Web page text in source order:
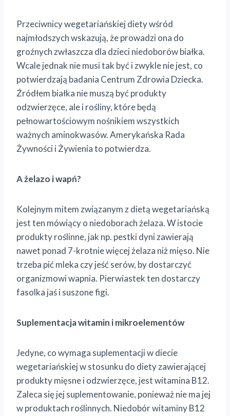
Przeciwnicy wegetariańskiej diety wśród
najmłodszych wskazują, że prowadzi ona do
groźnych zwłaszcza dla dzieci niedoborów białka.
Wcale jednak nie musi tak być i zwykle nie jest, co
potwierdzają badania Centrum Zdrowia Dziecka.
Źródłem białka nie muszą być produkty
odzwierzęce, ale i rośliny, które będą
pełnowartościowym nośnikiem wszystkich
ważnych aminokwasów. Amerykańska Rada
Żywności i Żywienia to potwierdza.
A żelazo i wapń?
Kolejnym mitem związanym z dietą wegetariańską
jest ten mówiący o niedoborach żelaza. W istocie
produkty roślinne, jak np. pestki dyni zawierają
nawet ponad 7-krotnie więcej żelaza niż mięso. Nie
trzeba pić mleka czy jeść serów, by dostarczyć
organizmowi wapnia. Pierwiastek ten dostarczy
fasolka jaś i suszone figi.
Suplementacja witamin i mikroelementów
Jedyne, co wymaga suplementacji w diecie
wegetariańskiej w stosunku do diety zawierającej
produkty mięsne i odzwierzęce, jest witamina B12.
Zaleca się jej suplementowanie, ponieważ nie ma jej
w produktach roślinnych. Niedobór witaminy B12